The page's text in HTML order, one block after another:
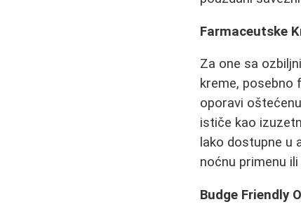
Farmaceutske
Za one sa
kreme, posebno
oporavi
ističe kao
lako dostupne u
noćnu primenu
Budge Friendly